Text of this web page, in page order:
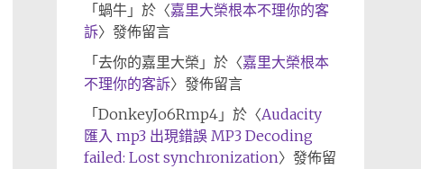
「 蝸牛」於〈嘉里大榮根本不理你的客
訴〉發佈留言
「 去你的嘉里大榮 」於〈嘉里大榮根本
不理你的客訴〉發佈留言
「 DonkeyJo6Rmp4」於〈Audacity
匯入 mp3 出現錯誤 MP3 Decoding
failed: Lost synchronization〉發佈留